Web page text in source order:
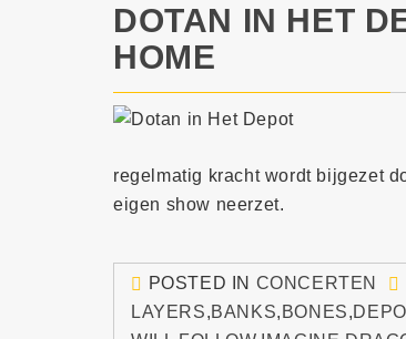
DOTAN IN HET
HOME
regelmatig kracht wordt bijgezet
eigen show neerzet.
POSTED IN CONCERTEN
LAYERS,BANKS, BONES,